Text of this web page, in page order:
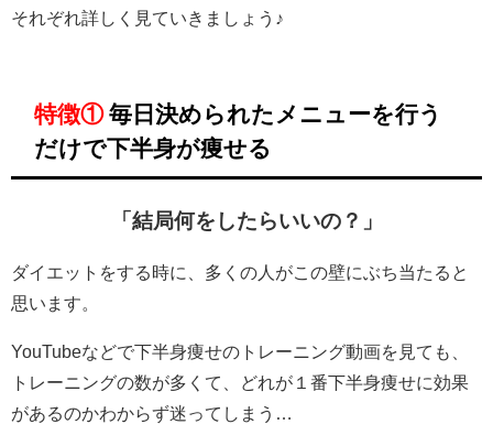
それぞれ詳しく見ていきましょう♪
特徴①毎日決められたメニューを行う
だけで下半身が痩せる
「結局何をしたらいいの？」
ダイエットをする時に、多くの人がこの壁にぶち当たると
思います。
YouTubeなどで下半身痩せのトレーニング動画を見ても、
トレーニングの数が多くて、どれが１番下半身痩せに効果
があるのかわからず迷ってしまう…